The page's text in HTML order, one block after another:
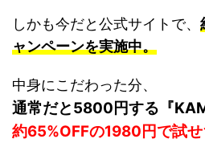
しかも今だと公式サイトで、
ャンペーンを実施中。
中身にこだわった分、
通常だと5800円する『
約65%OFFの1980円で試せ